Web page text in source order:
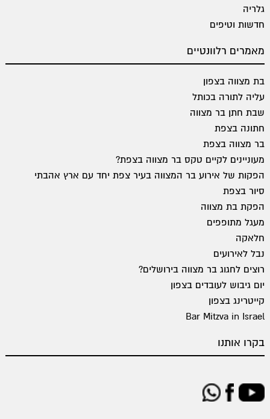
גלריה
חדשות וטיפים
מאמרים רלוונטיים
בת מצווה בצפון
עליה לתורה בכותל
שבת חתן בר מצווה
חתונה בצפת
בר מצווה בצפת
מעוניינים לקיים טקס בר מצווה בצפת?
הפקות של אירוע בר המצווה בעיר צפת יחד עם ארץ אהבתי
סיור בצפת
הפקת בת מצווה
מעגל מתופפים
חלאקה
נבל לאירועים
רוצים לחגוג בר מצווה בירושלים?
יום גיבוש לעובדים בצפון
קייטרינג בצפון
Bar Mitzva in Israel
בקרו אותנו